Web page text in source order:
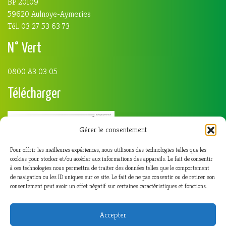
Gérer le consentement
Pour offrir les meilleures expériences, nous utilisons des technologies telles que les
cookies pour stocker et/ou accéder aux informations des appareils. Le fait de consentir
à ces technologies nous permettra de traiter des données telles que le comportement
de navigation ou les ID uniques sur ce site. Le fait de ne pas consentir ou de retirer son
consentement peut avoir un effet négatif sur certaines caractéristiques et fonctions.
Accepter
59620 Aulnoye-Aymeries
Tél. 03 27 53 63 73
N° Vert
0800 83 03 05
Télécharger